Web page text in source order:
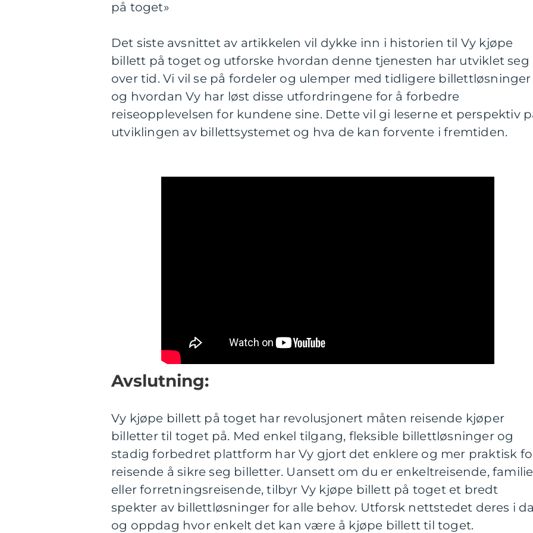
på toget»
Det siste avsnittet av artikkelen vil dykke inn i historien til Vy kjøpe
billett på toget og utforske hvordan denne tjenesten har utviklet seg
over tid. Vi vil se på fordeler og ulemper med tidligere billettløsninger
og hvordan Vy har løst disse utfordringene for å forbedre
reiseopplevelsen for kundene sine. Dette vil gi leserne et perspektiv
utviklingen av billettsystemet og hva de kan forvente i fremtiden.
Avslutning:
Vy kjøpe billett på toget har revolusjonert måten reisende kjøper
billetter til toget på. Med enkel tilgang, fleksible billettløsninger og
stadig forbedret plattform har Vy gjort det enklere og mer praktisk
reisende å sikre seg billetter. Uansett om du er enkeltreisende, familie
eller forretningsreisende, tilbyr Vy kjøpe billett på toget et bredt
spekter av billettløsninger for alle behov. Utforsk nettstedet deres i
og oppdag hvor enkelt det kan være å kjøpe billett til toget.